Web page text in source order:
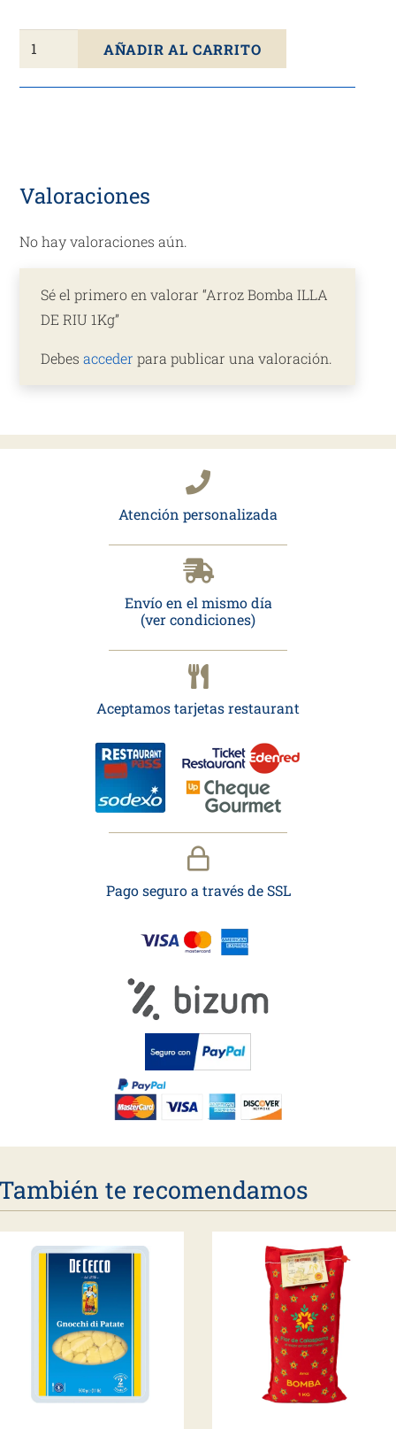
Arroz
Bomba
ILLA
cantidad
AÑADIR AL CARRITO
Valoraciones
No hay valoraciones aún.
Sé el primero en valorar “Arroz Bomba ILLA
DE RIU 1Kg”
Debesacceder para publicar una valoración.
Atención personalizada
Envío en el mismo día
(ver condiciones)
Aceptamos tarjetas restaurant
Pago seguro a través de SSL
te recomendamos